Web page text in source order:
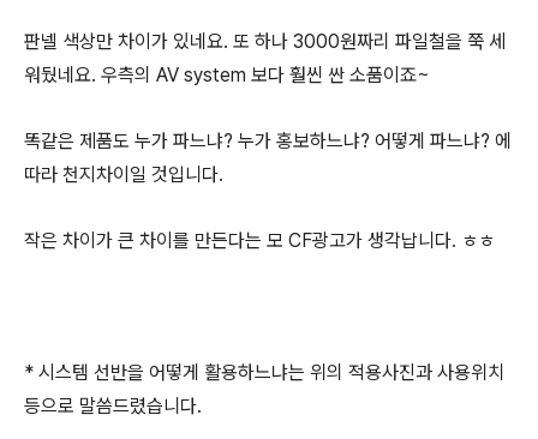
판넬 색상만 차이가 있네요. 또 하나 3000원짜리 파일철을 쭉 세
워뒀네요. 우측의 AV system 보다 훨씬 싼 소품이죠~
똑같은 제품도 누가 파느냐? 누가 홍보하느냐? 어떻게 파느냐? 에
따라 천지차이일 것입니다.
작은 차이가 큰 차이를 만든다는 모 CF광고가 생각납니다. ㅎㅎ
* 시스템 선반을 어떻게 활용하느냐는 위의 적용사진과 사용위치
등으로 말씀드렸습니다.